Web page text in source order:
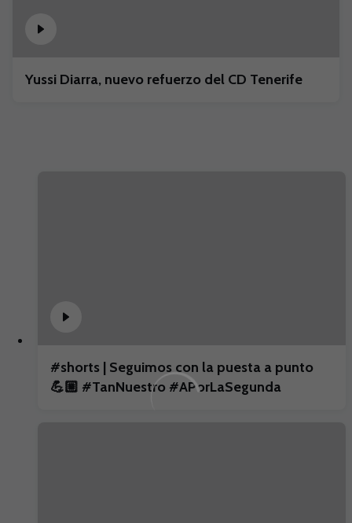
Yussi Diarra, nuevo refuerzo del CD Tenerife
#shorts | Seguimos con la puesta a punto
💪🏼 #TanNuestro #APorLaSegunda